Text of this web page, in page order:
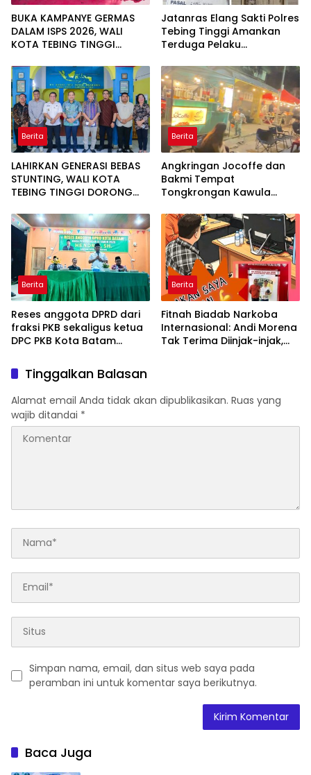
BUKA KAMPANYE GERMAS
DALAM ISPS 2026, WALI
KOTA TEBING TINGGI
STUNTING
Jatanras Elang Sakti Polres
Tebing Tinggi Amankan
Terduga Pelaku
Motor
Berita
LAHIRKAN GENERASI BEBAS
STUNTING, WALI KOTA
TEBING TINGGI DORONG
Berita
Angkringan Jocoffe dan
Bakmi Tempat
Tongkrongan Kawula
Pematangsiantar
Berita
Reses anggota DPRD dari
fraksi PKB sekaligus ketua
DPC PKB Kota Batam
usulan Warga Patam
Indah Minta Jalan,
Ambulans, dan Sarana
Olahraga
Berita
Fitnah Biadab Narkoba
Internasional: Andi Morena
Tak Terima Diinjak-injak,
Tinggalkan Balasan
Alamat email Anda tidak akan dipublikasikan. Ruas yang
wajib ditandai *
Simpan nama, email, dan situs web saya pada
peramban ini untuk komentar saya berikutnya.
Baca Juga